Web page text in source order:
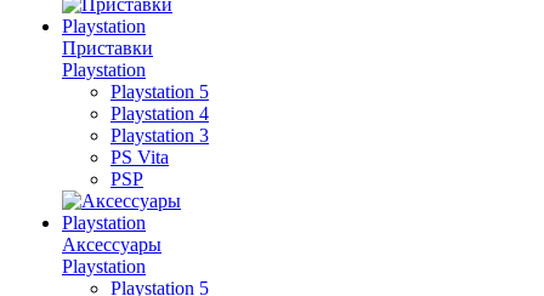
Приставки
Playstation
Playstation 5
Playstation 4
Playstation 3
PS Vita
PSP
Аксессуары
Playstation
Playstation 5